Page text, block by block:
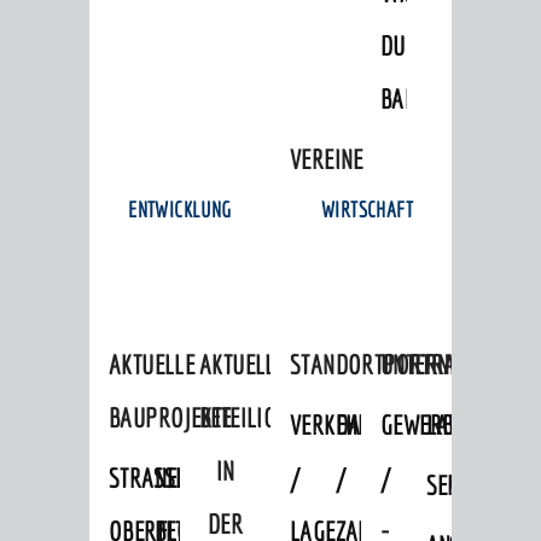
DULGER-
BAD
VEREINE
ENTWICKLUNG
AKTUELLE
BAUPROJEKTE
STRASSENBAUMASSNAHMEN OB
ERFLOCKENBACH
NEUBAU
BETRIEBSGEBÄUDE
AKTUELLE
BETEILIGUNGEN
IN
DER
WIRTSCHAFT
STANDORTPORTRAIT
VERKEHRSANBINDUNG
/
LAGE
DATEN
/
ZAHLEN
UNTERNEHMEN
GEWERBEFLÄCHEN
/
-